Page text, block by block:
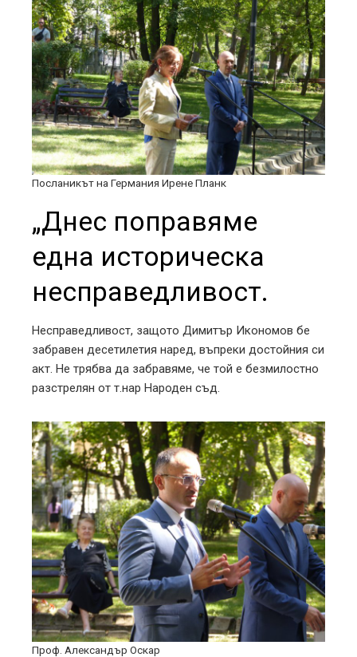
Посланикът на Германия Ирене Планк
„Днес поправяме
една историческа
несправедливост.
Несправедливост, защото Димитър Икономов бе
забравен десетилетия наред, въпреки достойния си
акт. Не трябва да забравяме, че той е безмилостно
разстрелян от т.нар Народен съд.
Проф. Александър Оскар